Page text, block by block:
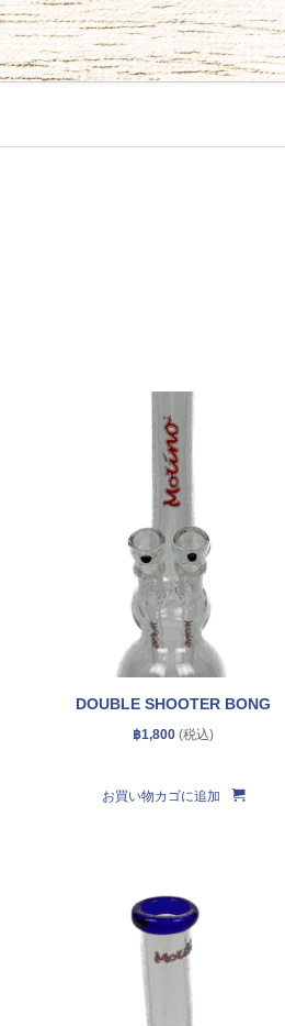
ショップ お買い物カゴ 質問/Q&A
DOUBLE SHOOTER BONG
฿1,800
お買い物カゴに追加